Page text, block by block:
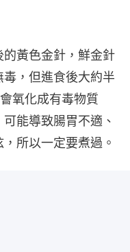
黃色金針，鮮金針
，但進食後大約半
氧化成有毒物質
能導致腸胃不適、
所以一定要煮過。